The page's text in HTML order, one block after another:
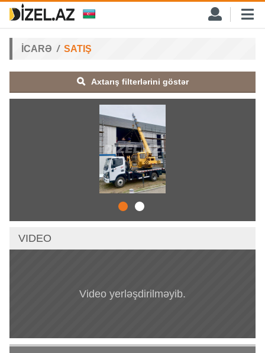
İCARƏ SATIŞ
Axtarış filterlərini göstər
VIDEO
Video yerləşdirilməyib.